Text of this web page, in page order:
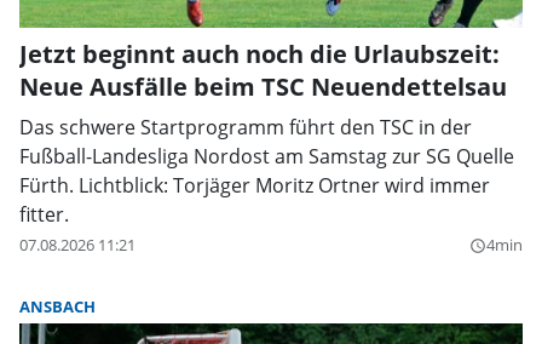
Jetzt beginnt auch noch die Urlaubszeit:
Neue Ausfälle beim TSC Neuendettelsau
Das schwere Startprogramm führt den TSC in der
Fußball-Landesliga Nordost am Samstag zur SG Quelle
Fürth. Lichtblick: Torjäger Moritz Ortner wird immer
fitter.
07.08.2026 11:21 query_builder4min
ANSBACH